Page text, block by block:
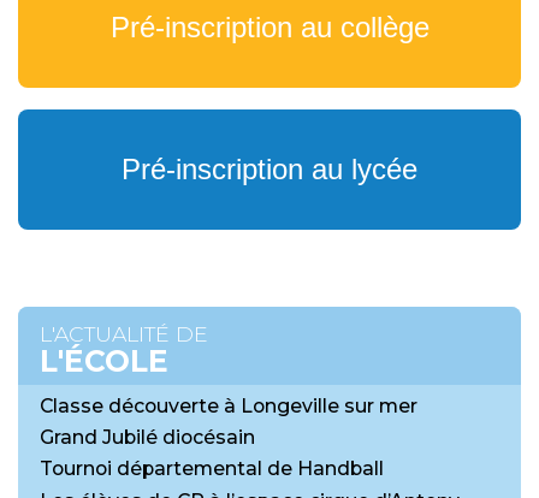
Pré-inscription au collège
Pré-inscription au lycée
L'ACTUALITÉ DE
L'ÉCOLE
Classe découverte à Longeville sur mer
Grand Jubilé diocésain
Tournoi départemental de Handball